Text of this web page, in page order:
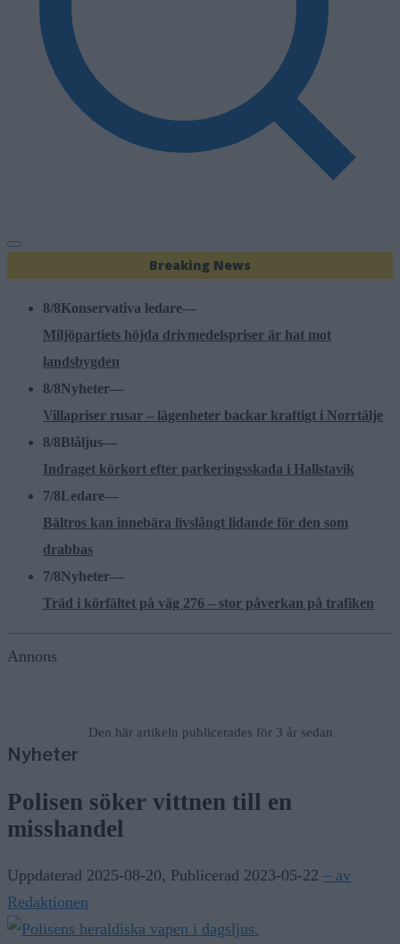
Breaking News
8/8Konservativa ledare—
Miljöpartiets höjda drivmedelspriser är hat mot
landsbygden
8/8Nyheter—
Villapriser rusar – lägenheter backar kraftigt i Norrtälje
8/8Blåljus—
Indraget körkort efter parkeringsskada i Hallstavik
7/8Ledare—
Bältros kan innebära livslångt lidande för den som
drabbas
7/8Nyheter—
Träd i körfältet på väg 276 – stor påverkan på trafiken
Annons
Den här artikeln publicerades för 3 år sedan
Nyheter
Polisen söker vittnen till en
misshandel
Uppdaterad 2025-08-20, Publicerad 2023-05-22 – av
Redaktionen